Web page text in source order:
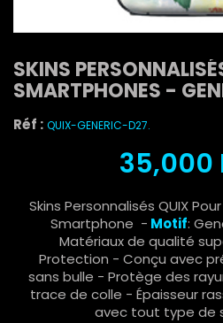
SKINS
SMARTPHONES -
Réf : QUIX-GENERIC-D27.
35,000
Skins Personnalisés QUIX
Smartphone - Motif:
Matériaux de qualité
Protection - Conçu avec
sans bulle - Protège des
trace de colle - Épaisseur
avec tout type de